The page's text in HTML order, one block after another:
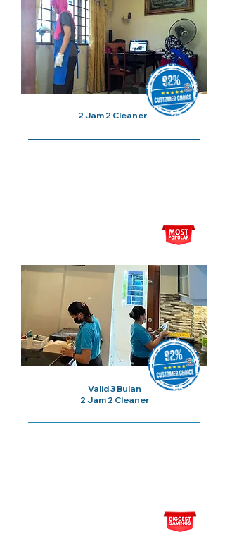
2 Jam 2 Cleaner
5x Sesi Cuci Rumah
Valid 3 Bulan
2 Jam 2 Cleaner
10x Sesi Cuci Rumah